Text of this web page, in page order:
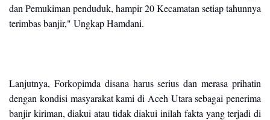
dan Pemukiman penduduk, hampir 20 Kecamatan setiap tahunnya
terimbas banjir," Ungkap Hamdani.
Lanjutnya, Forkopimda disana harus serius dan merasa prihatin
dengan kondisi masyarakat kami di Aceh Utara sebagai penerima
banjir kiriman, diakui atau tidak diakui inilah fakta yang terjadi di